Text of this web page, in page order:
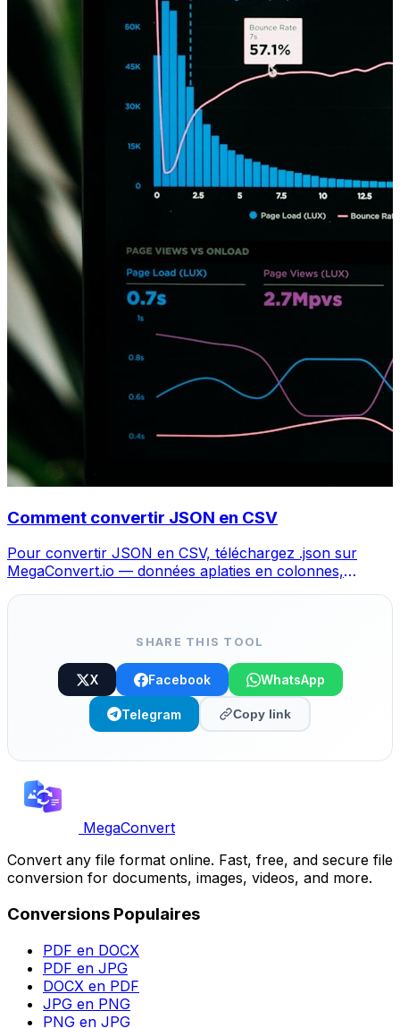
Comment convertir JSON en CSV
Pour convertir JSON en CSV, téléchargez .json sur
MegaConvert.io — données aplaties en colonnes,
SHARE THIS TOOL
X Facebook WhatsApp
Telegram Copy link
MegaConvert
Convert any file format online. Fast, free, and secure file
conversion for documents, images, videos, and more.
Conversions Populaires
PDF en DOCX
PDF en JPG
DOCX en PDF
JPG en PNG
PNG en JPG